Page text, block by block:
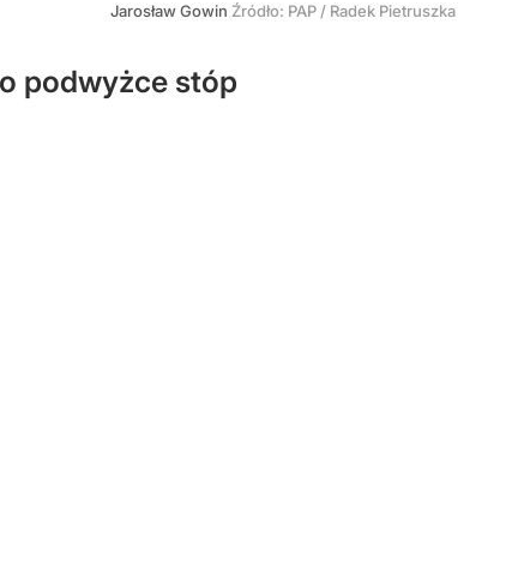
Jarosław Gowin Źródło: PAP / Radek Pietruszka
podwyżce stóp